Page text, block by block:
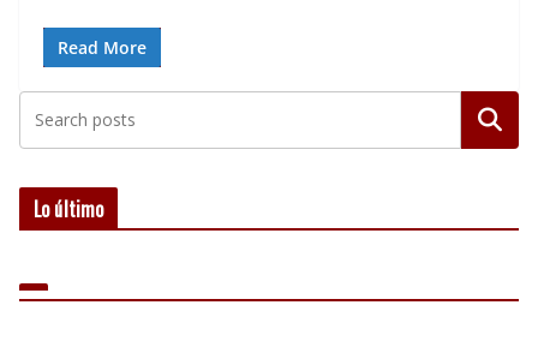
Read More
Buscar
Lo último